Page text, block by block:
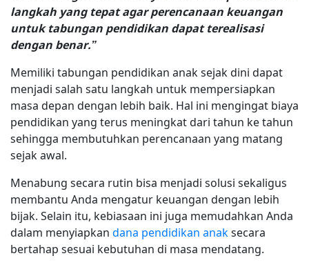
langkah yang tepat agar perencanaan keuangan
untuk tabungan pendidikan dapat terealisasi
dengan benar.”
Memiliki tabungan pendidikan anak sejak dini dapat
menjadi salah satu langkah untuk mempersiapkan
masa depan dengan lebih baik. Hal ini mengingat biaya
pendidikan yang terus meningkat dari tahun ke tahun
sehingga membutuhkan perencanaan yang matang
sejak awal.
Menabung secara rutin bisa menjadi solusi sekaligus
membantu Anda mengatur keuangan dengan lebih
bijak. Selain itu, kebiasaan ini juga memudahkan Anda
dalam menyiapkan dana pendidikan anaksecara
bertahap sesuai kebutuhan di masa mendatang.